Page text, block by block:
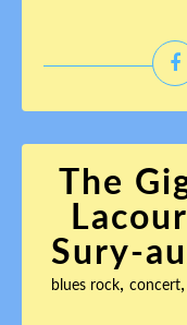
The
Sury-
blues rock, concert,